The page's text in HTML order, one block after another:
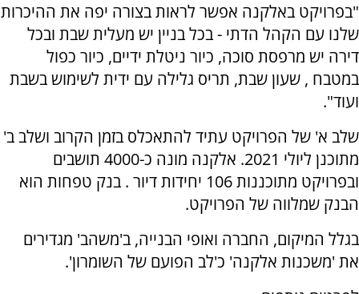
"בפרויקט באלקנה אפשר לראות בצורה יפה את ההיכרות
שלנו עם הקהל הדתי - בכל בניין יש מעלית שבת ובכל
דירה יש מרפסת סוכה, כיור ניטלת ידיים, כיור כפול
במטבח , שעון שבת, תריס גלילה עם ידית לשימוש בשבת
ועוד".
שלב א' של הפרויקט עתיד להתאכלס בזמן הקרוב ושלב ב'
מתוכנן ליולי 2021. אלקנה מונה כ-4000 תושבים
ובפרויקט מתוכננות 106 יחידות דיור . בנק טפחות הוא
הבנק שמלווה של הפרויקט.
בגלל המיקום, החברה ואופי הבנייה, ב'משהב' מגדירים
את 'משכנות אלקנה' כ'לב הפועם של השומרון'.